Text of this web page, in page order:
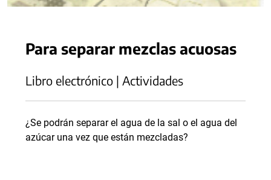
Para separar mezclas acuosas
Libro electrónico | Actividades
¿Se podrán separar el agua de la sal o el agua del
azúcar una vez que están mezcladas?